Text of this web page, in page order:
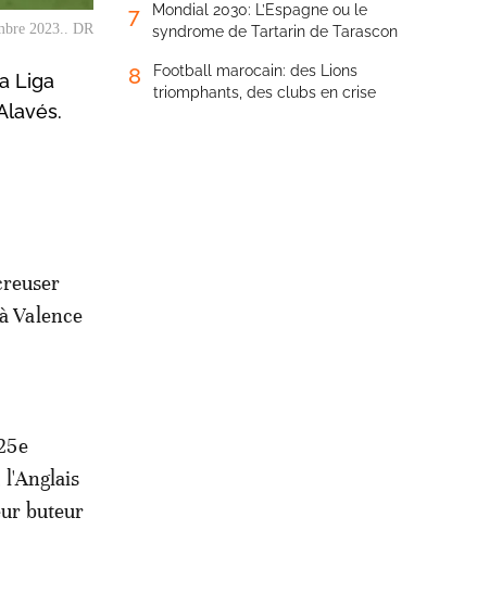
2023.. DR
Liga
Valence
l'Anglais
buteur
7
Mondial 2030: L’Espagne ou le
syndrome de Tartarin de Tarascon
8
Football marocain: des Lions
triomphants, des clubs en crise